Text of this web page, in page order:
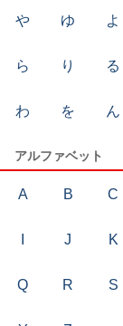
や ゆ よ
ら り る
わ を ん
アルファベット
A B C
J K
Q R S